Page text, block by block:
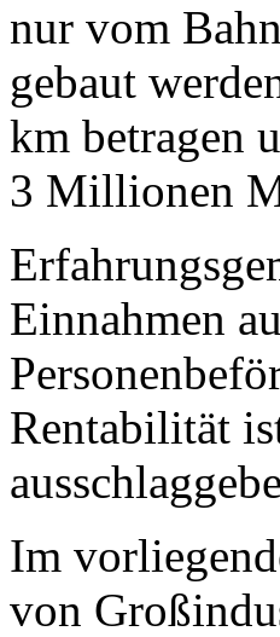
nur vom
gebaut
km betragen
3 Millionen
Einnahmen
Rentabilität
Im
von